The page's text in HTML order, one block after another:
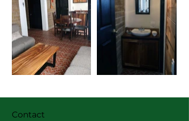
Contact